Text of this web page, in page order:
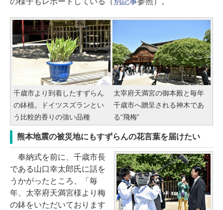
千歳市より到着したすずらん
の鉢植。ドイツスズランとい
う比較的香りの強い品種
太宰府天満宮の御本殿と毎年
千歳市へ贈呈される神木であ
る“飛梅”
熊本地震の被災地にもすずらんの花言葉を届けたい
奉納式を前に、千歳市長
である山口幸太郎氏に話を
うかがったところ、「毎
年、太宰府天満宮様より梅
の鉢をいただいております